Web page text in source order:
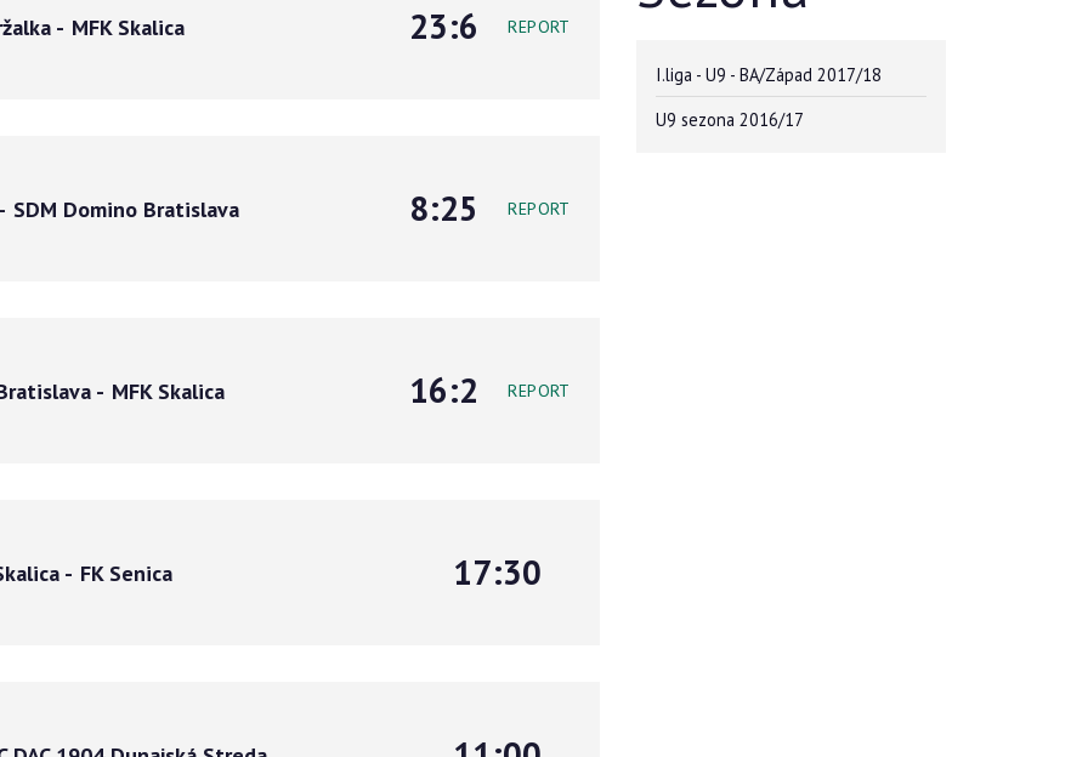
- MFK Skalica 23:6 REPORT
SDM Domino Bratislava 8:25 REPORT
- MFK Skalica 16:2 REPORT
- FK Senica 17:30
I.liga - U9 - BA/Západ 2017/18
U9 sezona 2016/17